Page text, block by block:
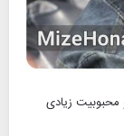
زیادی